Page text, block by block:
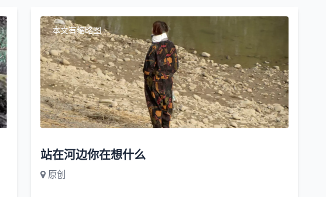
本文有缩略图
站在河边你在想什么
原创